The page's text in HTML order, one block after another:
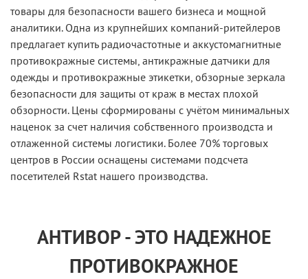
товары для безопасности вашего бизнеса и мощной
аналитики. Одна из крупнейших компаний-ритейлеров
предлагает купить радиочастотные и аккустомагнитные
противокражные системы, антикражные датчики для
одежды и противокражные этикетки, обзорные зеркала
безопасности для защиты от краж в местах плохой
обзорности. Цены сформированы с учётом минимальных
наценок за счет наличия собственного производста и
отлаженной системы логистики. Более 70% торговых
центров в России оснащены системами подсчета
посетителей Rstat нашего производства.
АНТИВОР - ЭТО НАДЕЖНОЕ
ПРОТИВОКРАЖНОЕ